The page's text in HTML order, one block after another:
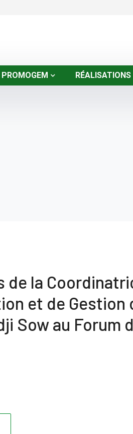
PROMOGEM RÉALISATIONS
de la
et de Gestion
Sow au Forum